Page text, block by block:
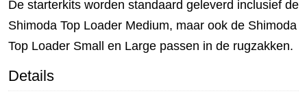
De starterkits worden standaard geleverd inclusief de
Shimoda Top Loader Medium, maar ook de Shimoda
Top Loader Small en Large passen in de rugzakken.
Details